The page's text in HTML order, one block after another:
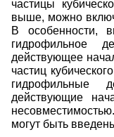
частицы
выше, можно
В особенности,
гидрофильное
действующее
частиц
гидрофильные
действующие
могут быть